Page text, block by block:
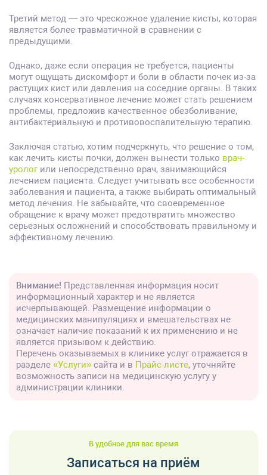
Третий метод — это чрескожное удаление кисты, которая
является более травматичной в сравнении с
предыдущими.
Однако, даже если операция не требуется, пациенты
могут ощущать дискомфорт и боли в области почек из-за
растущих кист или давления на соседние органы. В таких
случаях консервативное лечение может стать решением
проблемы, предложив качественное обезболивание,
антибактериальную и противовоспалительную терапию.
Заключая статью, хотим подчеркнуть, что решение о том,
как лечить кисты почки, должен вынести только врач-
урологили непосредственно врач, занимающийся
лечением пациента. Следует учитывать все особенности
заболевания и пациента, а также выбирать оптимальный
метод лечения. Не забывайте, что своевременное
обращение к врачу может предотвратить множество
серьезных осложнений и способствовать правильному и
эффективному лечению.
Внимание! Представленная информация носит
информационный характер и не является
исчерпывающей. Размещение информации о
медицинских манипуляциях и вмешательствах не
означает наличие показаний к их применению и не
является призывом к действию.
Перечень оказываемых в клинике услуг отражается в
разделе «Услуги» сайта и в Прайс-листе, уточняйте
возможность записи на медицинскую услугу у
администрации клиники.
В удобное для вас время
Записаться на приём